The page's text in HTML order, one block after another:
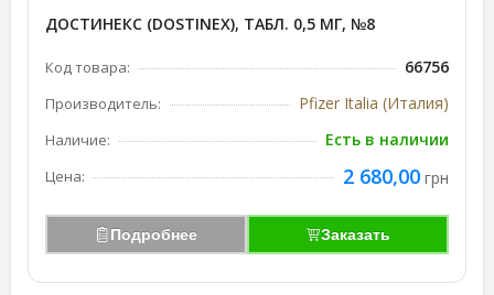
ДОСТИНЕКС (DOSTINEX), ТАБЛ. 0,5 МГ, №8
Код товара: 66756
Производитель: Pfizer Italia (Италия)
Наличие: Есть в наличии
Цена: 2 680,00 грн
Подробнее Заказать